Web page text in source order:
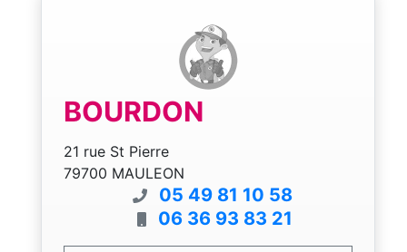
BOURDON
21 rue St Pierre
79700 MAULEON
05 49 81 10 58
06 36 93 83 21